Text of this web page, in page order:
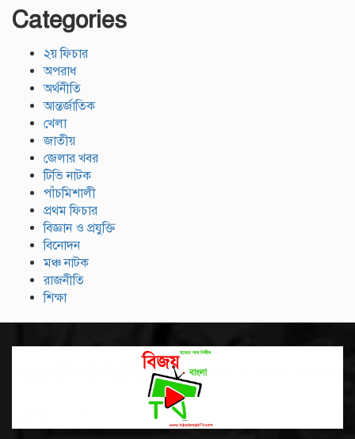
Categories
২য় ফিচার
অপরাধ
অর্থনীতি
আন্তর্জাতিক
খেলা
জাতীয়
জেলার খবর
টিভি নাটক
পাঁচমিশালী
প্রথম ফিচার
বিজ্ঞান ও প্রযুক্তি
বিনোদন
মঞ্চ নাটক
রাজনীতি
শিক্ষা